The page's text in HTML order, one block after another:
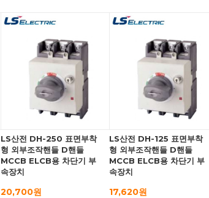
LS산전 DH-250 표면부착
형 외부조작핸들 D핸들
MCCB ELCB용 차단기 부
속장치
20,700원
LS산전 DH-125 표면부착
형 외부조작핸들 D핸들
MCCB ELCB용 차단기 부
속장치
17,620원